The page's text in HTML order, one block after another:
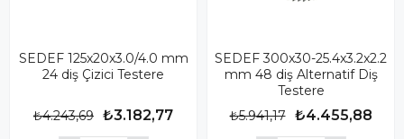
SEDEF 125x20x3.0/4.0 mm
24 diş Çizici Testere
₺3.182,77
₺4.243,69
SEDEF 300x30-25.4x3.2x2.2
mm 48 diş Alternatif Diş
Testere
₺4.455,88
₺5.941,17